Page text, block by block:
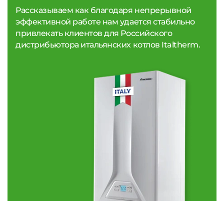
Рассказываем как благодаря непрерывной
эффективной работе нам удается стабильно
привлекать клиентов для Российского
дистрибьютора итальянских котлов Italtherm.